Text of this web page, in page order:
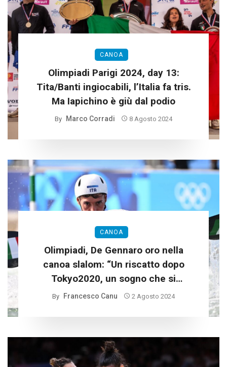
CANOA
Olimpiadi Parigi 2024, day 13:
Tita/Banti ingiocabili, l’Italia fa tris.
Ma Iapichino è giù dal podio
By Marco Corradi 8 Agosto 2024
CANOA
Olimpiadi, De Gennaro oro nella
canoa slalom: “Un riscatto dopo
Tokyo2020, un sogno che si
realizza”
By Francesco Canu 2 Agosto 2024